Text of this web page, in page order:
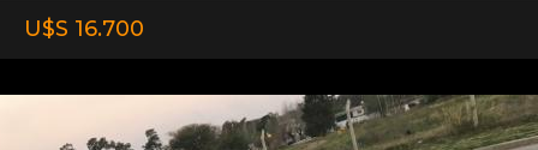
U$S 16.700